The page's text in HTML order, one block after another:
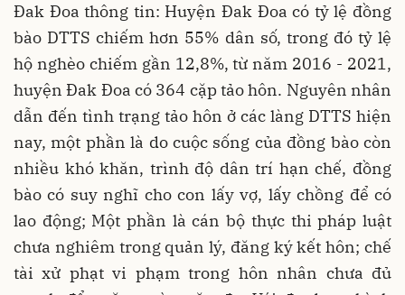
Đak Đoa thông tin: Huyện Đak Đoa có tỷ lệ đồng
bào DTTS chiếm hơn 55% dân số, trong đó tỷ lệ
hộ nghèo chiếm gần 12,8%, từ năm 2016 - 2021,
huyện Đak Đoa có 364 cặp tảo hôn. Nguyên nhân
dẫn đến tình trạng tảo hôn ở các làng DTTS hiện
nay, một phần là do cuộc sống của đồng bào còn
nhiều khó khăn, trình độ dân trí hạn chế, đồng
bào có suy nghĩ cho con lấy vợ, lấy chồng để có
lao động; Một phần là cán bộ thực thi pháp luật
chưa nghiêm trong quản lý, đăng ký kết hôn; chế
tài xử phạt vi phạm trong hôn nhân chưa đủ